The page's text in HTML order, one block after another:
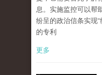
息。实施监控可以帮
纷呈的政治信条实现
的专利
更多